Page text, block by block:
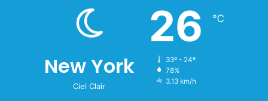
New York
Ciel Clair
26 ℃
33º - 24º
78%
3.13 km/h